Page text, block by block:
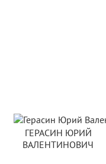
ГЕРАСИН ЮРИЙ
ВАЛЕНТИНОВИЧ